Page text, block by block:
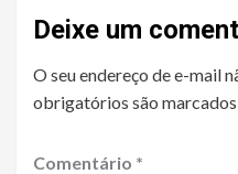
Deixe um
O seu endereço de e-mail
obrigatórios são
Comentário *